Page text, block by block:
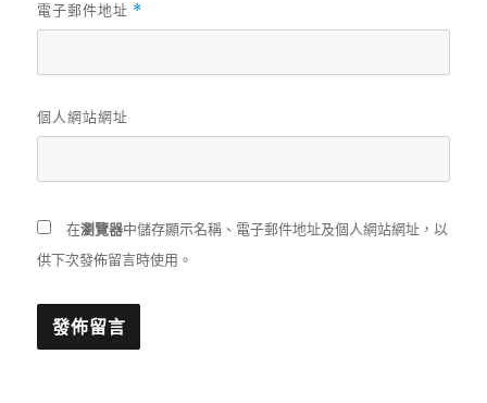
電子郵件地址 *
個人網站網址
在瀏覽器中儲存顯示名稱、電子郵件地址及個人網站網址，以
供下次發佈留言時使用。